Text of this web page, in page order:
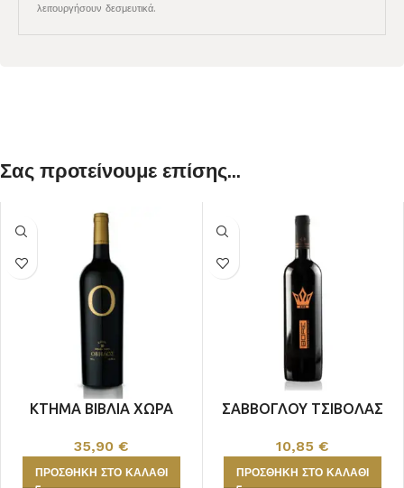
λειτουργήσουν δεσμευτικά.
Σας προτείνουμε επίσης...
ΚΤΗΜΑ ΒΙΒΛΙΑ ΧΩΡΑ
35,90 €
ΠΡΟΣΘΉΚΗ ΣΤΟ ΚΑΛΆΘΙ
ΣΑΒΒΟΓΛΟΥ ΤΣΙΒΟΛΑΣ
10,85€
ΠΡΟΣΘΉΚΗ ΣΤΟ ΚΑΛΆΘΙ